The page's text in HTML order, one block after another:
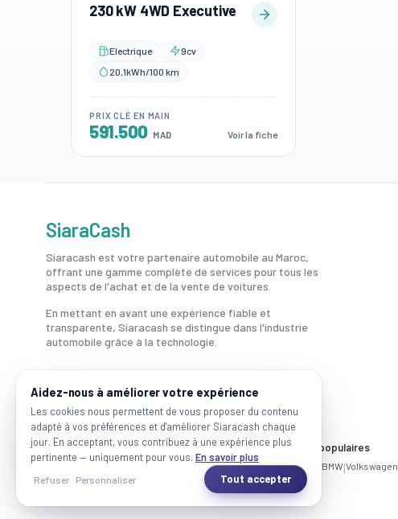
230 kW 4WD Executive
Electrique
9cv
20,1kWh/100 km
PRIX CLÉ EN MAIN
591.500 MAD Voir la fiche
SiaraCash
Siaracash est votre partenaire automobile au Maroc,
offrant une gamme complète de services pour tous les
aspects de l'achat et de la vente de voitures.
En mettant en avant une expérience fiable et
transparente, Siaracash se distingue dans l'industrie
automobile grâce à la technologie.
Voitures par ville
Rabat Mohammadia Salé|Témara|Kénitra
Marques populaires
Mercedes BMW|Volkswagen
2026 SiaraCash - Tous les droits sont réservés
Aidez-nous à améliorer votre expérience
Les cookies nous permettent de vous proposer du contenu
adapté à vos préférences et d'améliorer Siaracash chaque
jour. En acceptant, vous contribuez à une expérience plus
pertinente — uniquement pour vous. En savoir plus
Refuser Personnaliser Tout accepter